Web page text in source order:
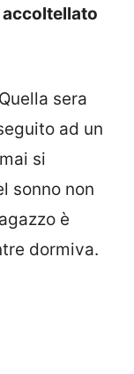
accoltellato
sera
ad un
si
sonno non
è
dormiva.